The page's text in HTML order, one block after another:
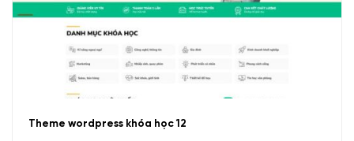
Theme wordpress khóa học 12